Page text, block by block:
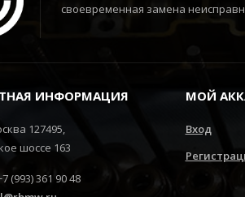
своевременная замена
ИНФОРМАЦИЯ
127495,
шоссе 163
(993) 361 90 48
МОЙ
Вход